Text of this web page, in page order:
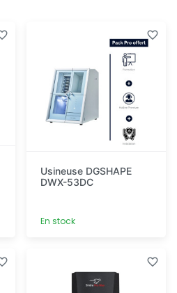
Usineuse DGSHAPE
DWX-53DC
En stock